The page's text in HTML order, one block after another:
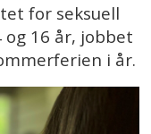
for seksuell
16 år, jobbet
i år.